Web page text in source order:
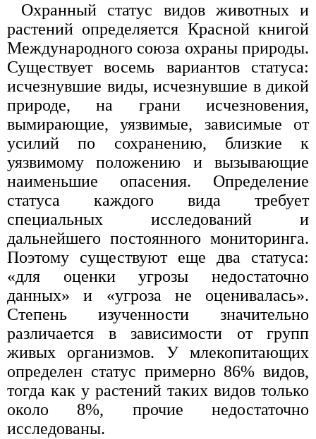
Охранный статус видов животных и
растений определяется Красной книгой
Международного союза охраны природы.
Существует восемь вариантов статуса:
исчезнувшие виды, исчезнувшие в дикой
природе, на грани исчезновения,
вымирающие, уязвимые, зависимые от
усилий по сохранению, близкие к
уязвимому положению и вызывающие
наименьшие опасения. Определение
статуса каждого вида требует
специальных исследований и
дальнейшего постоянного мониторинга.
Поэтому существуют еще два статуса:
«для оценки угрозы недостаточно
данных» и «угроза не оценивалась».
Степень изученности значительно
различается в зависимости от групп
живых организмов. У млекопитающих
определен статус примерно 86% видов,
тогда как у растений таких видов только
около 8%, прочие недостаточно
исследованы.